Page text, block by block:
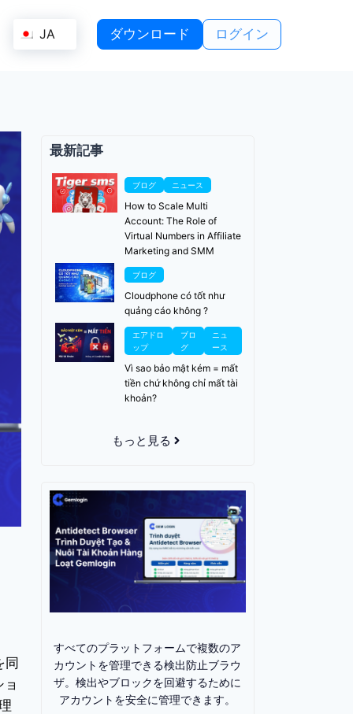
JA ダウンロード ログイン
同
最新記事
ブログ ニュース
How to Scale Multi
Account: The Role of
Virtual Numbers in Affiliate
Marketing and SMM
ブログ
Cloudphone có tốt như
quảng cáo không ?
エアドロ
ップ
ブロ
グ
ニュ
ース
Vì sao bảo mật kém = mất
tiền chứ không chỉ mất tài
khoản?
もっと見る
すべてのプラットフォームで複数のア
カウントを管理できる検出防止ブラウ
ザ。検出やブロックを回避するために
アカウントを安全に管理できます。